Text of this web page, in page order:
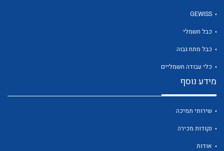
לכל מוצרי היצרן
GEWISS
כבל חשמלי
כבל מתח גבוה
כלי עבודה חשמליים
מידע נוסף
שירותי תמיכה
נקודות מכירה
אודות